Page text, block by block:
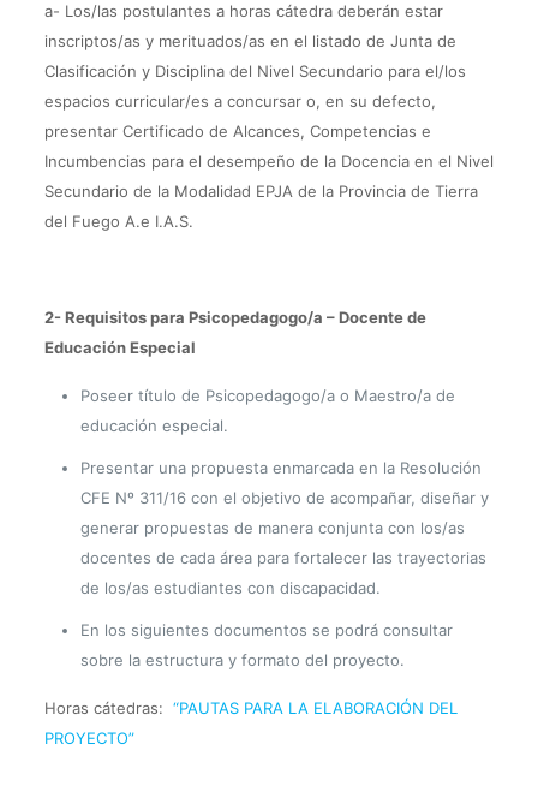
a- Los/las postulantes a horas cátedra deberán estar
inscriptos/as y merituados/as en el listado de Junta de
Clasificación y Disciplina del Nivel Secundario para el/los
espacios curricular/es a concursar o, en su defecto,
presentar Certificado de Alcances, Competencias e
Incumbencias para el desempeño de la Docencia en el Nivel
Secundario de la Modalidad EPJA de la Provincia de Tierra
del Fuego A.e I.A.S.
2- Requisitos para Psicopedagogo/a – Docente de
Educación Especial
Poseer título de Psicopedagogo/a o Maestro/a de
educación especial.
Presentar una propuesta enmarcada en la Resolución
CFE Nº 311/16 con el objetivo de acompañar, diseñar y
generar propuestas de manera conjunta con los/as
docentes de cada área para fortalecer las trayectorias
de los/as estudiantes con discapacidad.
En los siguientes documentos se podrá consultar
sobre la estructura y formato del proyecto.
Horas cátedras: “PAUTAS PARA LA ELABORACIÓN DEL
PROYECTO”